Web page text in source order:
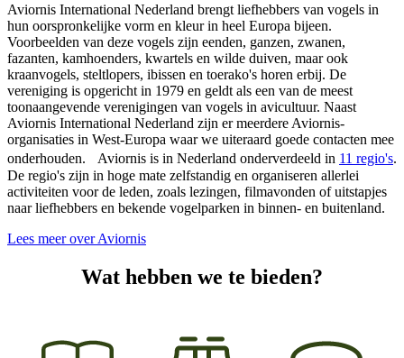
Aviornis International Nederland brengt liefhebbers van vogels in
hun oorspronkelijke vorm en kleur in heel Europa bijeen.
Voorbeelden van deze vogels zijn eenden, ganzen, zwanen,
fazanten, kamhoenders, kwartels en wilde duiven, maar ook
kraanvogels, steltlopers, ibissen en toerako's horen erbij. De
vereniging is opgericht in 1979 en geldt als een van de meest
toonaangevende verenigingen van vogels in avicultuur. Naast
Aviornis International Nederland zijn er meerdere Aviornis-
organisaties in West-Europa waar we uiteraard goede contacten mee
onderhouden. Aviornis is in Nederland onderverdeeld in 11 regio's.
De regio's zijn in hoge mate zelfstandig en organiseren allerlei
activiteiten voor de leden, zoals lezingen, filmavonden of uitstapjes
naar liefhebbers en bekende vogelparken in binnen- en buitenland.
Lees meer over Aviornis
Wat hebben we te bieden?